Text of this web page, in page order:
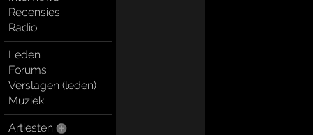
Recensies
Radio
Leden
Forums
Verslagen (leden)
Muziek
Artiesten